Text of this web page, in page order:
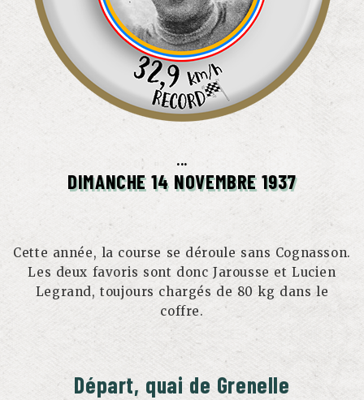
...
DIMANCHE 14 NOVEMBRE 1937
Cette année, la course se déroule sans Cognasson.
Les deux favoris sont donc Jarousse et Lucien
Legrand, toujours chargés de 80 kg dans le
coffre.
Départ, quai de Grenelle